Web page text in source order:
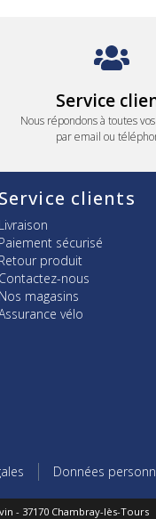
Service
Nous répondons à toutes
par email ou
Service clients
Livraison
Paiement sécurisé
Retour produit
Contactez-nous
Nos magasins
vélo
Données
- 37170 Chambray-lès-Tours